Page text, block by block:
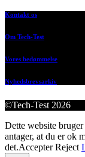
Kontakt os
Om Tech-Test
Vores bedømmelse
Nyhedsbrevsarkiv
©Tech-Test 2026
Dette website
antager, at du er ok
det.Accepter Reject